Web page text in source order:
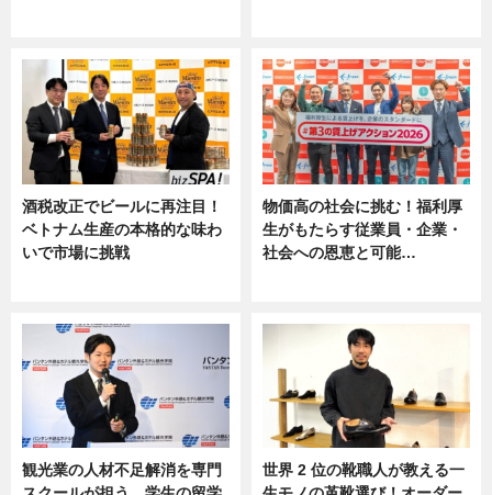
酒税改正でビールに再注目！
ベトナム生産の本格的な味わ
いで市場に挑戦
物価高の社会に挑む！福利厚
生がもたらす従業員・企業・
社会への恩恵と可能…
観光業の人材不足解消を専門
世界 2 位の靴職人が教える一